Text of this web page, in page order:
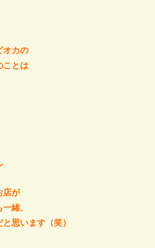
オカの
ことは
店が
緒、
思います（笑）